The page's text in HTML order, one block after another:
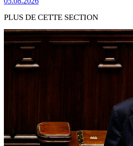
PLUS DE CETTE SECTION